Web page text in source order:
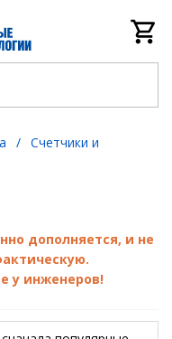
/ Счетчики и
дополняется, и не
у инженеров!